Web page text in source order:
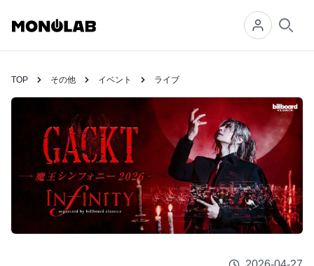
TOP その他 イベント ライブ